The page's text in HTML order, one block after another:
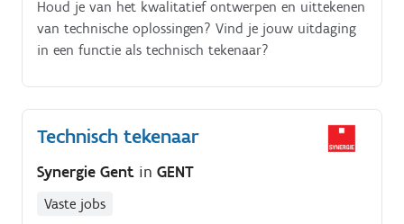
Houd je van het kwalitatief ontwerpen en uittekenen
van technische oplossingen? Vind je jouw uitdaging
in een functie als technisch tekenaar?
Technisch tekenaar
Synergie Gent in GENT
Vaste jobs